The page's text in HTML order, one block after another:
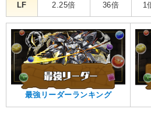
LF 2.25倍 36倍 1
最強リーダーランキング